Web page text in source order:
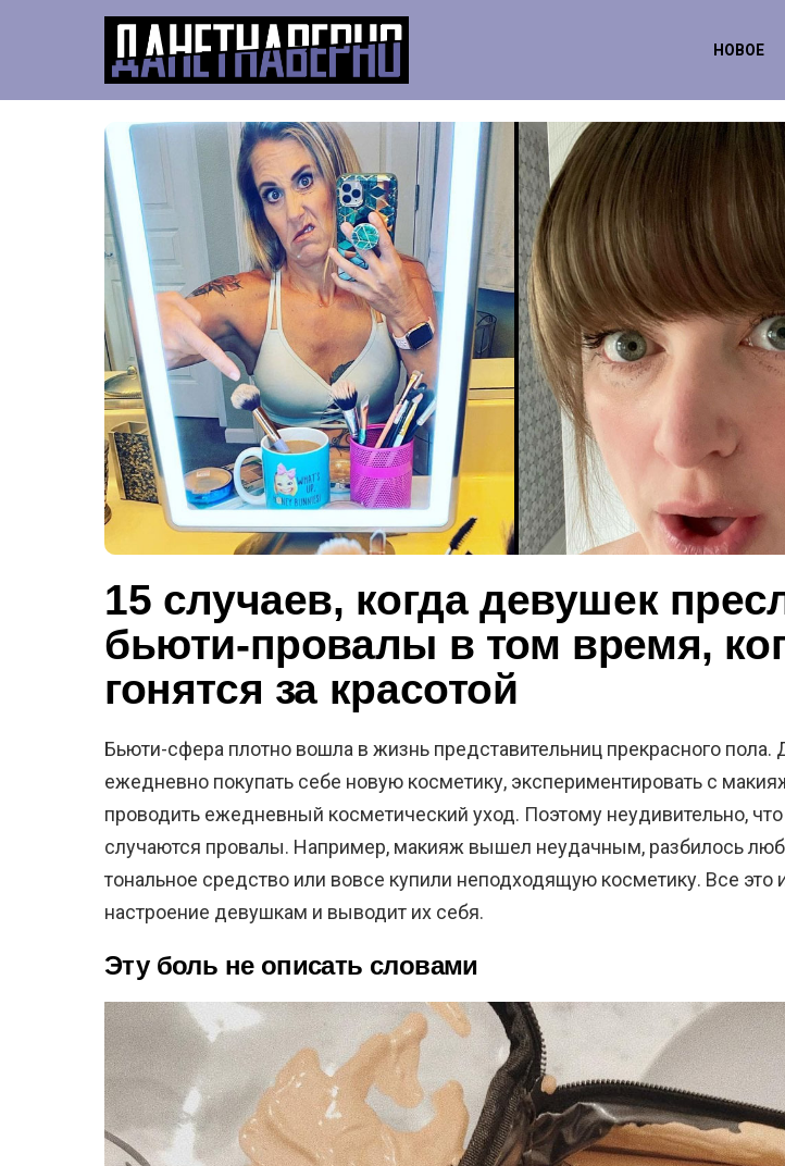
НОВОЕ
15 случаев, когда девушек
бьюти-провалы в том время,
гонятся за красотой
Бьюти-сфера плотно вошла в жизнь представительниц прекрасного пола.
ежедневно покупать себе новую косметику, экспериментировать с
проводить ежедневный косметический уход. Поэтому неудивительно, что
случаются провалы. Например, макияж вышел неудачным, разбилось
тональное средство или вовсе купили неподходящую косметику. Все это
настроение девушкам и выводит их себя.
Эту боль не описать словами